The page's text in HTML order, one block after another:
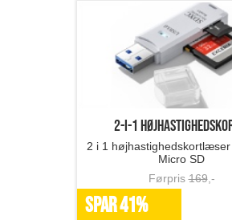
2-i-1
2 i 1 højhastighedskortlæser
Micro SD
Førpris169,-
SPAR 41%